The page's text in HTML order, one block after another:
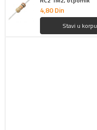
4,80Din
Stavi u korpu